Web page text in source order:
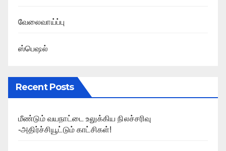
வேலைவாய்ப்பு
ஸ்பெஷல்
Recent Posts
மீண்டும் வயநாட்டை உலுக்கிய நிலச்சரிவு
-அதிர்ச்சியூட்டும் காட்சிகள்!